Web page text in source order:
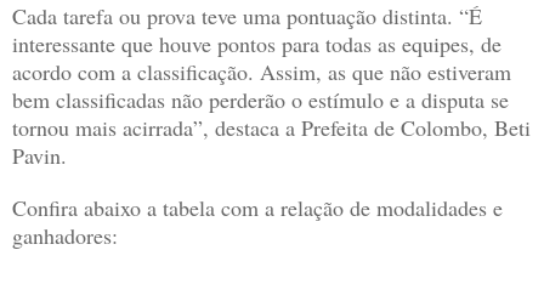
Cada tarefa ou prova teve uma pontuação distinta. “É
interessante que houve pontos para todas as equipes, de
acordo com a classificação. Assim, as que não estiveram
bem classificadas não perderão o estímulo e a disputa se
tornou mais acirrada”, destaca a Prefeita de Colombo, Beti
Pavin.
Confira abaixo a tabela com a relação de modalidades e
ganhadores: